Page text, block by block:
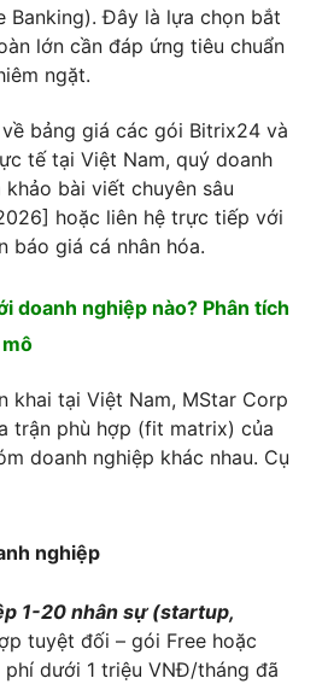
Banking). Đây là lựa chọn bắt
lớn cần đáp ứng tiêu chuẩn
ngặt.
bảng giá các gói Bitrix24 và
tế tại Việt Nam, quý doanh
bài viết chuyên sâu
hoặc liên hệ trực tiếp với
báo giá cá nhân hóa.
doanh nghiệp nào? Phân tích
khai tại Việt Nam, MStar Corp
trận phù hợp (fit matrix) của
doanh nghiệp khác nhau. Cụ
nghiệp
1-20 nhân sự (startup,
tuyệt đối – gói Free hoặc
phí dưới 1 triệu VNĐ/tháng đã